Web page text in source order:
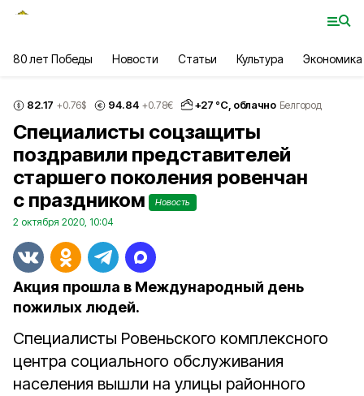
80 лет Победы Новости Статьи Культура Экономика
82.17 +0.76$ 94.84 +0.78€ +27 °С, облачно Белгород
Специалисты соцзащиты
поздравили представителей
старшего поколения ровенчан
с праздником
Новость
2 октября 2020, 10:04
Акция прошла в Международный день
пожилых людей.
Специалисты Ровеньского комплексного
центра социального обслуживания
населения вышли на улицы районного